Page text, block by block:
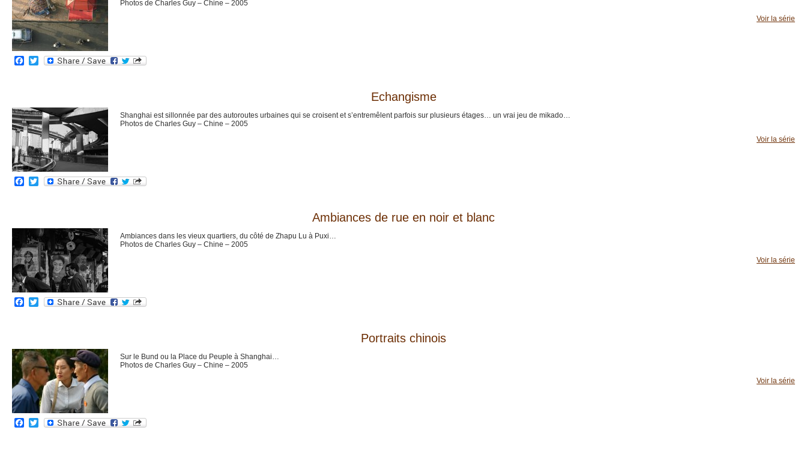
Photos de Charles Guy – Chine – 2005
Voir la série
Facebook
Twitter
Echangisme
Shanghai est sillonnée par des autoroutes urbaines qui se croisent et s’entremêlent parfois sur plusieurs étages… un vrai jeu de mikado…
Photos de Charles Guy – Chine – 2005
Voir la série
Facebook
Twitter
Ambiances de rue en noir et blanc
Ambiances dans les vieux quartiers, du côté de Zhapu Lu à Puxi…
Photos de Charles Guy – Chine – 2005
Voir la série
Facebook
Twitter
Portraits chinois
Sur le Bund ou la Place du Peuple à Shanghai…
Photos de Charles Guy – Chine – 2005
Voir la série
Facebook
Twitter